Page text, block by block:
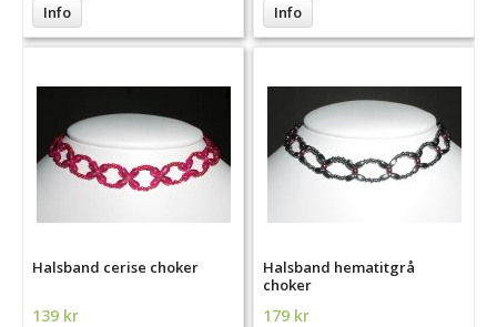
Info Info
Halsband cerise choker
139 kr
Halsband hematitgrå
choker
179 kr